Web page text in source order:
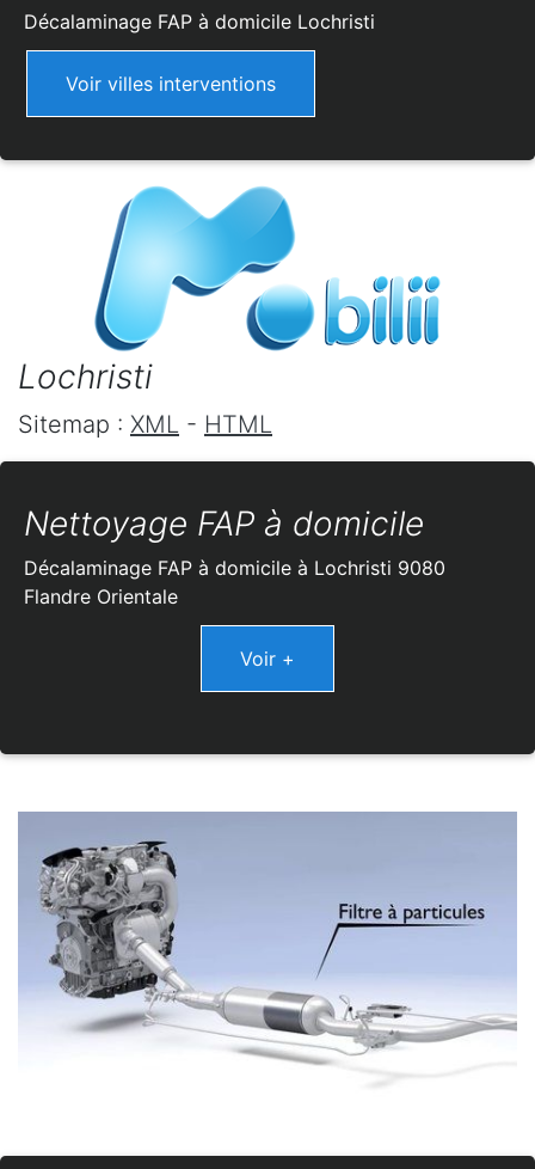
Décalaminage FAP à domicile Lochristi
Voir villes interventions
Lochristi
Sitemap : XML - HTML
Nettoyage FAP à domicile
Décalaminage FAP à domicile à Lochristi 9080
Flandre Orientale
Voir +